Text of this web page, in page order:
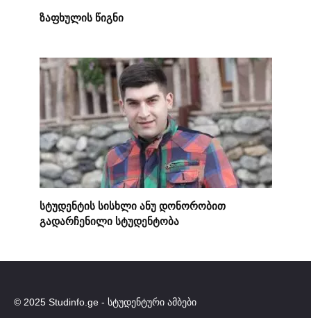
ზაფხულის წიგნი
სტუდენტის სისხლი ანუ დონორობით
გადარჩენილი სტუდენტობა
© 2025 Studinfo.ge - სტუდენტური ამბები